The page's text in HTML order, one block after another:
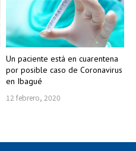
Un paciente está en cuarentena
por posible caso de Coronavirus
en Ibagué
12 febrero, 2020